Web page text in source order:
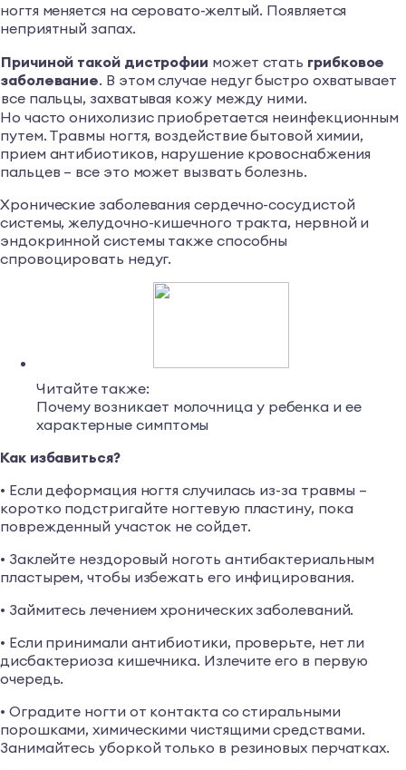
ногтя меняется на серовато-желтый. Появляется
неприятный запах.
Причиной такой дистрофии может стать грибковое
заболевание. В этом случае недуг быстро охватывает
все пальцы, захватывая кожу между ними.
Но часто онихолизис приобретается неинфекционным
путем. Травмы ногтя, воздействие бытовой химии,
прием антибиотиков, нарушение кровоснабжения
пальцев – все это может вызвать болезнь.
Хронические заболевания сердечно-сосудистой
системы, желудочно-кишечного тракта, нервной и
эндокринной системы также способны
спровоцировать недуг.
Читайте также:
Почему возникает молочница у ребенка и ее
характерные симптомы
Как избавиться?
• Если деформация ногтя случилась из-за травмы –
коротко подстригайте ногтевую пластину, пока
поврежденный участок не сойдет.
• Заклейте нездоровый ноготь антибактериальным
пластырем, чтобы избежать его инфицирования.
• Займитесь лечением хронических заболеваний.
• Если принимали антибиотики, проверьте, нет ли
дисбактериоза кишечника. Излечите его в первую
очередь.
• Оградите ногти от контакта со стиральными
порошками, химическими чистящими средствами.
Занимайтесь уборкой только в резиновых перчатках.